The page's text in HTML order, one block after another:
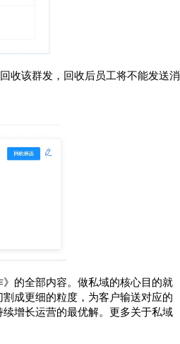
收该群发，回收后员工将不能发送消
的全部内容。做私域的核心目的就
成更细的粒度，为客户输送对应的
增长运营的最优解。更多关于私域